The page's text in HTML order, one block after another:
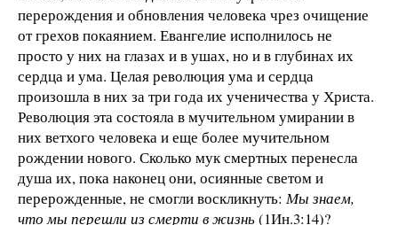
перерождения и обновления человека чрез очищение
от грехов покаянием. Евангелие исполнилось не
просто у них на глазах и в ушах, но и в глубинах их
сердца и ума. Целая революция ума и сердца
произошла в них за три года их ученичества у Христа.
Революция эта состояла в мучительном умирании в
них ветхого человека и еще более мучительном
рождении нового. Сколько мук смертных перенесла
душа их, пока наконец они, осиянные светом и
перерожденные, не смогли воскликнуть: Мы знаем,
что мы перешли из смерти в жизнь(1Ин.3:14)?